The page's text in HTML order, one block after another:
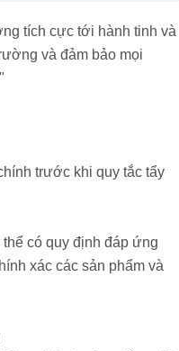
tích cực tới hành tinh và
và đảm bảo mọi
trước khi quy tắc tẩy
có quy định đáp ứng
xác các sản phẩm và